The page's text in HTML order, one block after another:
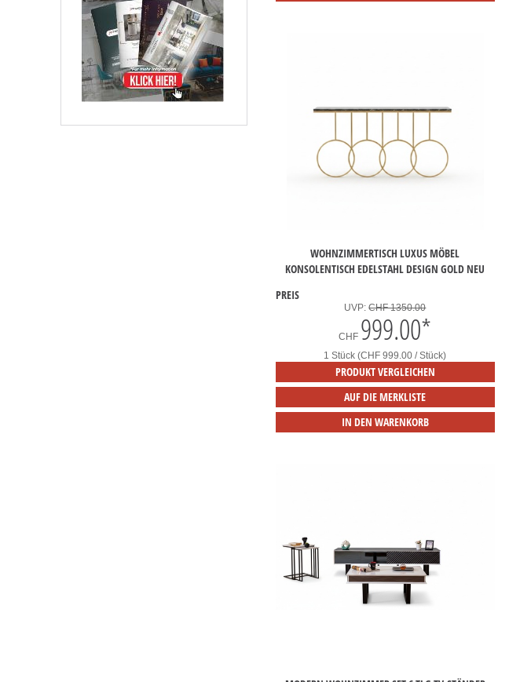
WOHNZIMMERTISCH LUXUS MÖBEL
KONSOLENTISCH EDELSTAHL DESIGN GOLD NEU
PREIS
UVP:CHF 1350.00
CHF 999.00*
1 Stück (CHF 999.00 / Stück)
PRODUKT VERGLEICHEN
AUF DIE MERKLISTE
IN DEN WARENKORB